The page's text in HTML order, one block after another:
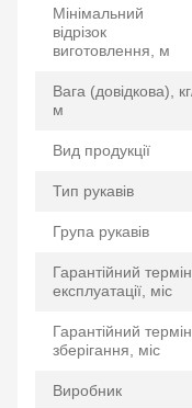
Мінімальний
відрізок
виготовлення, м
Вага (довідкова),
м
Вид продукції
Тип рукавів
Група рукавів
Гарантійний термін
експлуатації, міс
Гарантійний термін
зберігання, міс
Виробник